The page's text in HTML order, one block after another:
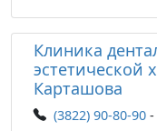
Клиника
эстетической
Карташова
(3822) 90-80-90 -